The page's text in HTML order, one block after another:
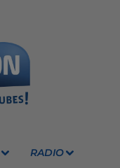
RADIO